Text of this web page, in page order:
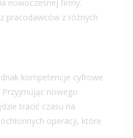
nowoczesnej firmy.
pracodawców z różnych
kompetencje cyfrowe
nowego
tracić czasu na
operacji, które